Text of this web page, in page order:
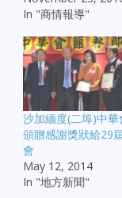
In "商情報導"
沙加緬度(二埠)中華
頒贈感謝獎狀給29
會
May 12, 2014
In "地方新聞"